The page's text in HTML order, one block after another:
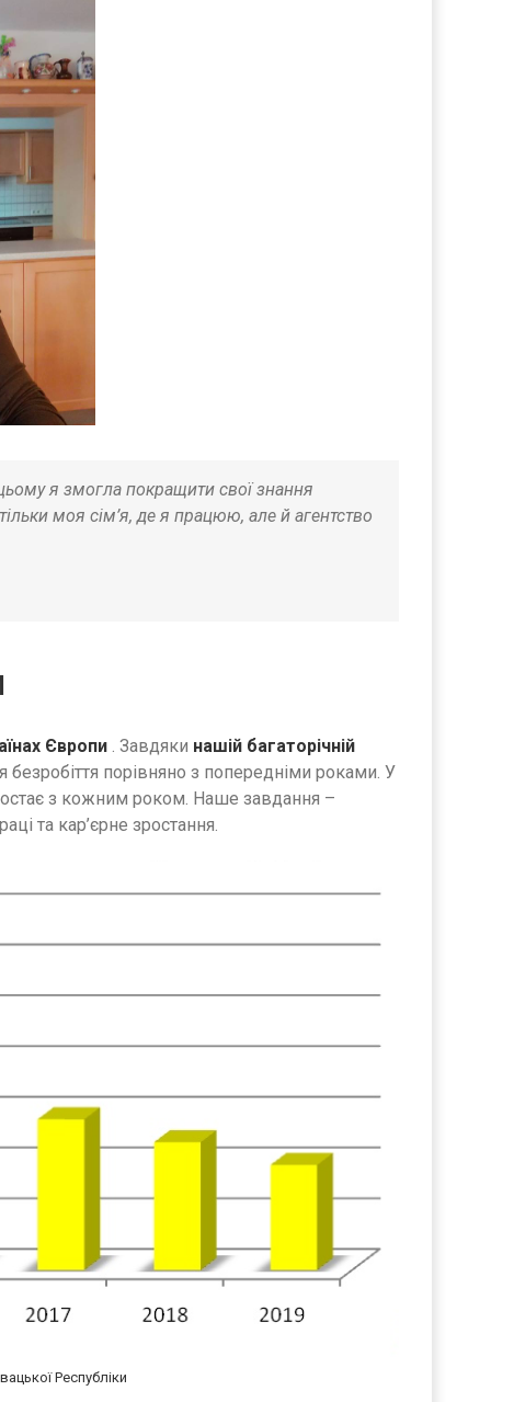
я змогла покращити свої знання
моя сім’я, де я працюю, але й агентство
Європи . Завдяки нашій багаторічній
порівняно з попередніми роками. У
з кожним роком. Наше завдання –
та кар’єрне зростання.
Республіки